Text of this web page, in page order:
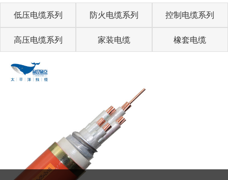
低压电缆系列 防火电缆系列 控制电缆系列
高压电缆系列 家装电缆 橡套电缆